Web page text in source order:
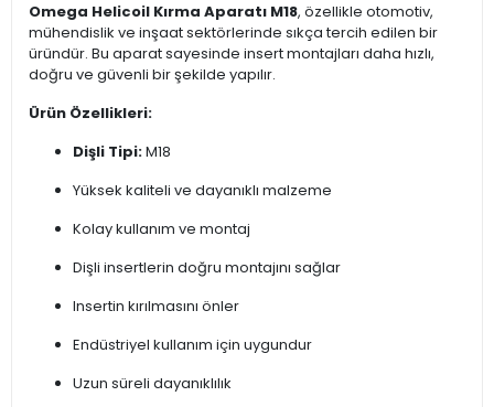
Omega Helicoil Kırma Aparatı M18, özellikle otomotiv,
mühendislik ve inşaat sektörlerinde sıkça tercih edilen bir
üründür. Bu aparat sayesinde insert montajları daha hızlı,
doğru ve güvenli bir şekilde yapılır.
Ürün Özellikleri:
Dişli Tipi:M18
Yüksek kaliteli ve dayanıklı malzeme
Kolay kullanım ve montaj
Dişli insertlerin doğru montajını sağlar
Insertin kırılmasını önler
Endüstriyel kullanım için uygundur
Uzun süreli dayanıklılık